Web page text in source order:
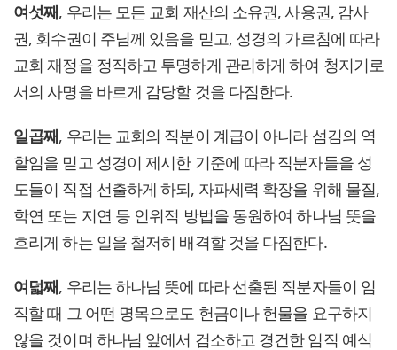
여섯째, 우리는 모든 교회 재산의 소유권, 사용권, 감사
권, 회수권이 주님께 있음을 믿고, 성경의 가르침에 따라
교회 재정을 정직하고 투명하게 관리하게 하여 청지기로
서의 사명을 바르게 감당할 것을 다짐한다.
일곱째, 우리는 교회의 직분이 계급이 아니라 섬김의 역
할임을 믿고 성경이 제시한 기준에 따라 직분자들을 성
도들이 직접 선출하게 하되, 자파세력 확장을 위해 물질,
학연 또는 지연 등 인위적 방법을 동원하여 하나님 뜻을
흐리게 하는 일을 철저히 배격할 것을 다짐한다.
여덟째, 우리는 하나님 뜻에 따라 선출된 직분자들이 임
직할 때 그 어떤 명목으로도 헌금이나 헌물을 요구하지
않을 것이며 하나님 앞에서 검소하고 경건한 임직 예식